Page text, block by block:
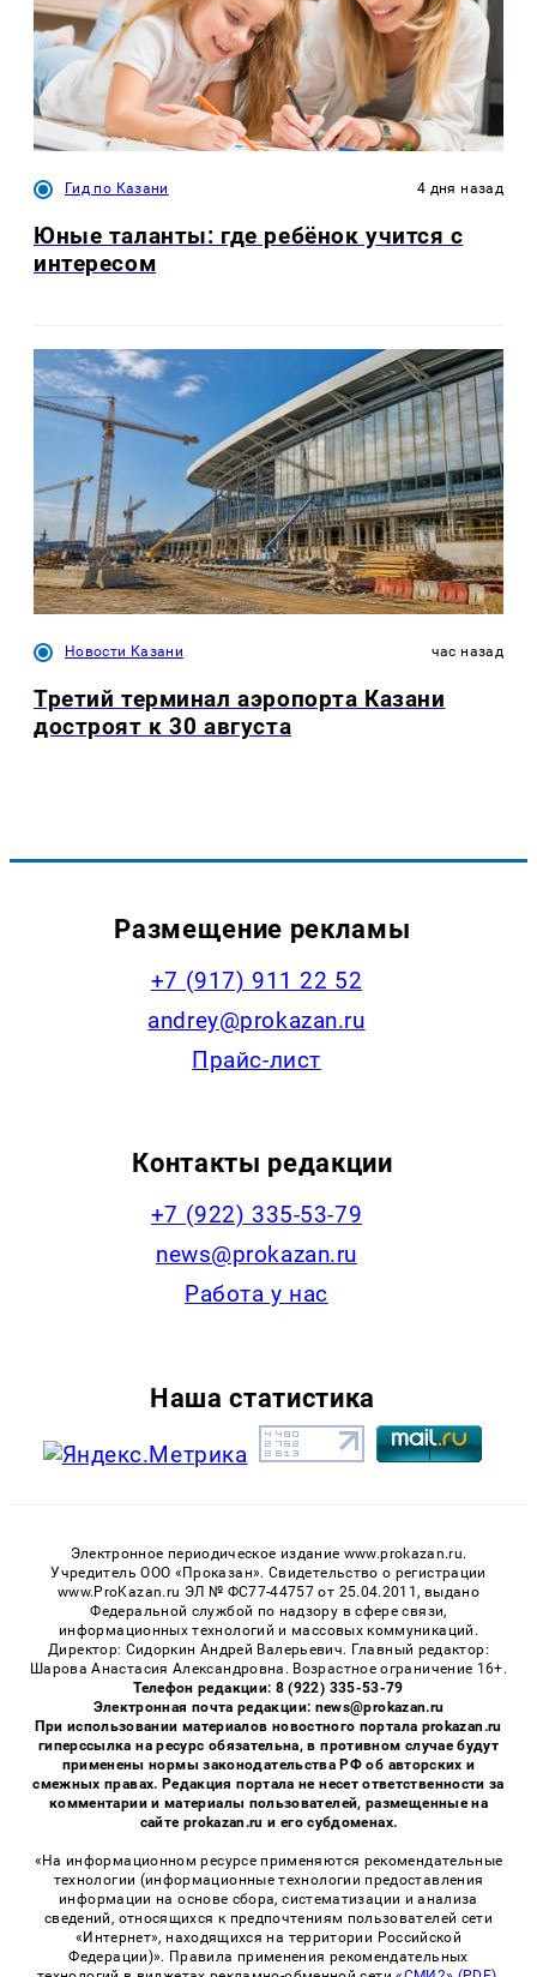
Гид по Казани 4 дня назад
Юные таланты: где ребёнок учится с
интересом
Новости Казани час назад
Третий терминал аэропорта Казани
достроят к 30 августа
Размещение рекламы
+7 (917) 911 22 52
andrey@prokazan.ru
Прайс-лист
Контакты редакции
+7 (922) 335-53-79
news@prokazan.ru
Работа у нас
Наша статистика
Электронное периодическое издание www.prokazan.ru.
Учредитель ООО «Проказан». Cвидетельство о регистрации
www.ProKazan.ru ЭЛ № ФС77-44757 от 25.04.2011, выдано
Федеральной службой по надзору в сфере связи,
информационных технологий и массовых коммуникаций.
Директор: Сидоркин Андрей Валерьевич. Главный редактор:
Шарова Анастасия Александровна. Возрастное ограничение 16+.
Телефон редакции: 8 (922) 335-53-79
Электронная почта редакции: news@prokazan.ru
При использовании материалов новостного портала prokazan.ru
гиперссылка на ресурс обязательна, в противном случае будут
применены нормы законодательства РФ об авторских и
смежных правах. Редакция портала не несет ответственности за
комментарии и материалы пользователей, размещенные на
сайте prokazan.ru и его субдоменах.
«На информационном ресурсе применяются рекомендательные
технологии (информационные технологии предоставления
информации на основе сбора, систематизации и анализа
сведений, относящихся к предпочтениям пользователей сети
«Интернет», находящихся на территории Российской
Федерации)». Правила применения рекомендательных